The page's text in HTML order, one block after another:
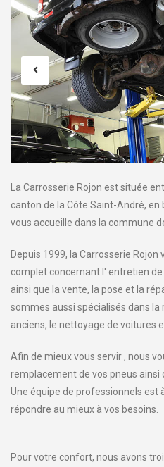
La Carrosserie Rojon est située
canton de la Côte Saint-André, en
vous accueille dans la commune
Depuis 1999, la Carrosserie Rojon
complet concernant l' entretien
ainsi que la vente, la pose et la
sommes aussi spécialisés dans
anciens, le nettoyage de voitures
Afin de mieux vous servir , nous
remplacement de vos pneus ainsi
Une équipe de professionnels est
répondre au mieux à vos besoins.
Pour votre confort, nous avons